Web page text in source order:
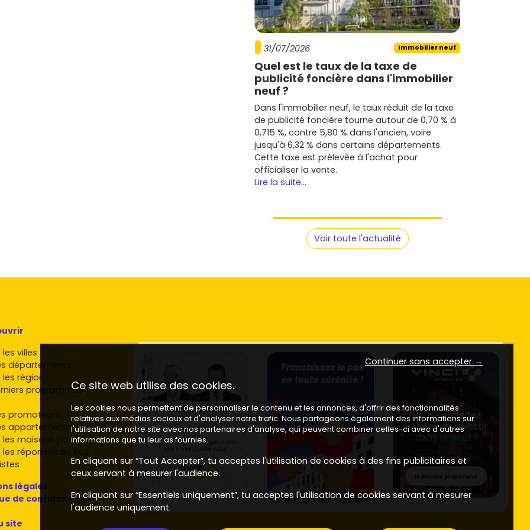
, valorise les atouts (extérieur, double stationnement,
loyers, etc.).
dans l'immobilier neuf à
sont parmi les premières questions des acheteurs.
, les systèmes de chauffage efficaces et les
des lignes de bus, accès rapide aumétro Bou
bureau lumineux fait la différence.
ascenseur sobre en conso : des plus qui
31/07/2026 Immobilier neuf
Quel est le taux de la taxe de
publicité foncière dans l'immobilier
neuf ?
Dans l'immobilier neuf, le taux réduit de la taxe
de publicité foncière tourne autour de 0,70 % à
0,715 %, contre 5,80 % dans l'ancien, voire
jusqu'à 6,32 % dans certains départements.
Cette taxe est prélevée à l'achat pour
officialiser la vente.
Lire la suite...
Voir toute l'actualité
villes
départements
régions
programmes
promoteurs
appartements par ville
les maisons par ville
réponses de nos
légales
de confidentialité
site
Continuer sans accepter →
Ce site web utilise des cookies.
Les cookies nous permettent de personnaliser le contenu et les annonces, d'offrir des fonctionnalités
relatives aux médias sociaux et d'analyser notre trafic. Nous partageons également des informations sur
l'utilisation de notre site avec nos partenaires d'analyse, qui peuvent combiner celles-ci avec d'autres
informations que tu leur as fournies.
En cliquant sur “Tout Accepter”, tu acceptes l'utilisation de cookies à des fins publicitaires et
ceux servant à mesurer l'audience.
En cliquant sur “Essentiels uniquement”, tu acceptes l'utilisation de cookies servant à mesurer
l'audience uniquement.